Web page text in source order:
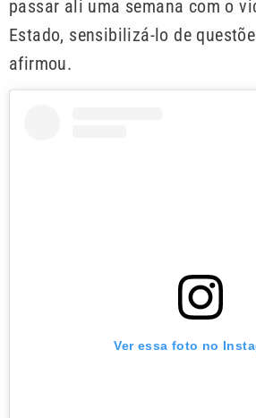
passar ali uma semana com o
Estado, sensibilizá-lo de
afirmou.
Ver essa foto no